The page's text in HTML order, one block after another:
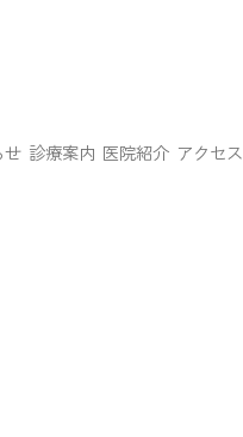
せ 診療案内 医院紹介 アクセス